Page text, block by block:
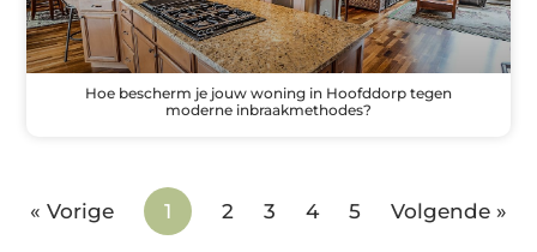
Hoe bescherm je jouw woning in Hoofddorp tegen
moderne inbraakmethodes?
« Vorige 1 2 3 4 5 Volgende »